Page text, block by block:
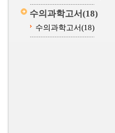
수의과학고서(18)
수의과학고서(18)